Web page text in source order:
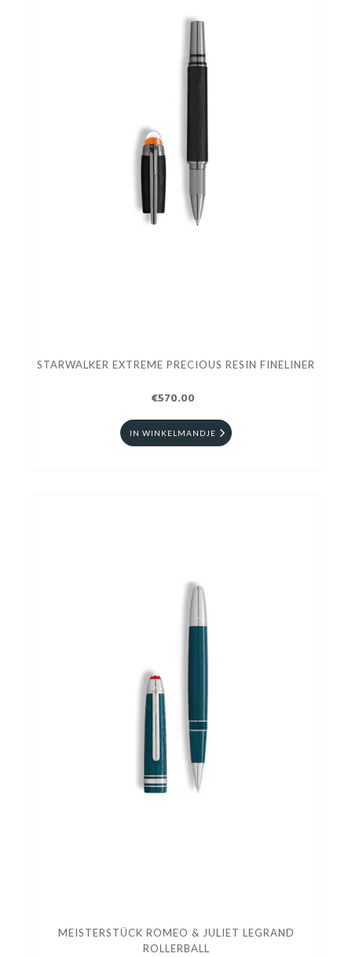
STARWALKER EXTREME PRECIOUS RESIN FINELINER
€570.00
IN WINKELMANDJE
MEISTERSTÜCK ROMEO & JULIET LEGRAND
ROLLERBALL